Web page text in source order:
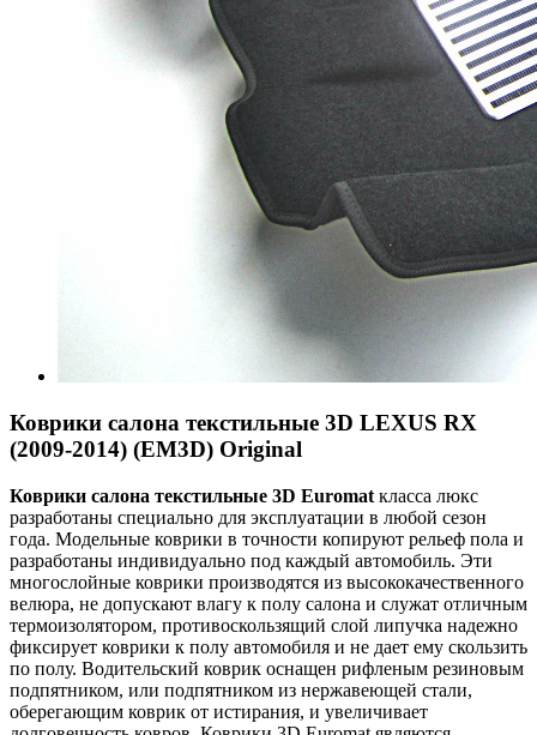
Коврики салона текстильные 3D LEXUS RX
(2009-2014) (EM3D) Original
Коврики салона текстильные 3D Euromat класса люкс
разработаны специально для эксплуатации в любой сезон
года. Модельные коврики в точности копируют рельеф пола и
разработаны индивидуально под каждый автомобиль. Эти
многослойные коврики производятся из высококачественного
велюра, не допускают влагу к полу салона и служат отличным
термоизолятором, противоскользящий слой липучка надежно
фиксирует коврики к полу автомобиля и не дает ему скользить
по полу. Водительский коврик оснащен рифленым резиновым
подпятником, или подпятником из нержавеющей стали,
оберегающим коврик от истирания, и увеличивает